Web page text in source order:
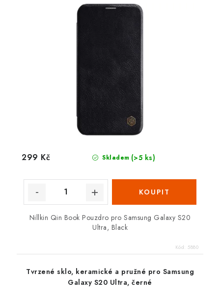
Skladem (>5 ks)
299 Kč
Nillkin Qin Book Pouzdro pro Samsung Galaxy S20
Ultra, Black
Kód: 5880
Tvrzené sklo, keramické a pružné pro Samsung
Galaxy S20 Ultra, černé